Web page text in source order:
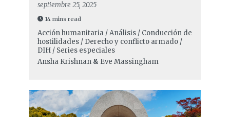
septiembre 25, 2025
14 mins read
Acción humanitaria / Análisis / Conducción de
hostilidades / Derecho y conflicto armado /
DIH / Series especiales
Ansha Krishnan& Eve Massingham